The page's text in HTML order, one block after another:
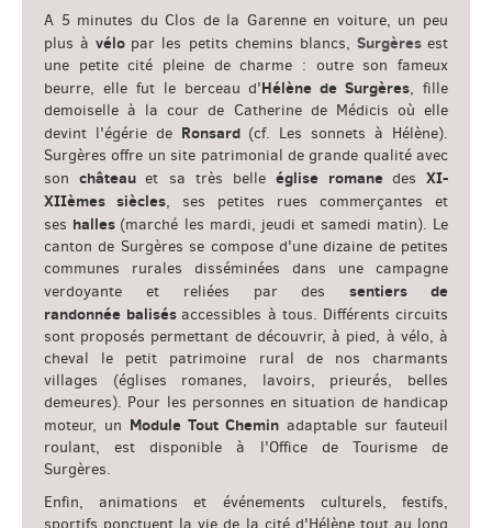
A 5 minutes du Clos de la Garenne en voiture, un peu
plus àvélo par les petits chemins blancs, Surgèresest
une petite cité pleine de charme : outre son fameux
beurre, elle fut le berceau d'Hélène de Surgères, fille
demoiselle à la cour de Catherine de Médicis où elle
devint l'égérie de Ronsard (cf. Les sonnets à Hélène).
Surgères offre un site patrimonial de grande qualité avec
sonchâteauet sa très belleéglise romane desXI-
XIIèmes siècles, ses petites rues commerçantes et
ses halles (marché les mardi, jeudi et samedi matin). Le
canton de Surgères se compose d'une dizaine de petites
communes rurales disséminées dans une campagne
verdoyante et reliées par dessentiers de
randonnée balisésaccessibles à tous. Différents circuits
sont proposés permettant de découvrir, à pied, à vélo, à
cheval le petit patrimoine rural de nos charmants
villages (églises romanes, lavoirs, prieurés, belles
demeures). Pour les personnes en situation de handicap
moteur, un Module Tout Chemin adaptable sur fauteuil
roulant, est disponible à l'Office de Tourisme de
Surgères.
Enfin, animations et événements culturels, festifs,